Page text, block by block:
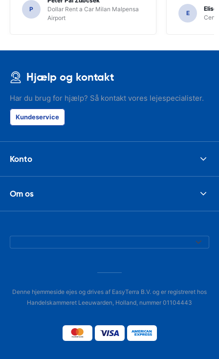
P
Dollar Rent a Car Milan Malpensa
Airport
E
Hjælp og kontakt
Har du brug for hjælp? Så kontakt vores lejespecialister.
Kundeservice
Konto
Om os
Denne hjemmeside ejes og drives af EasyTerra B.V. og er registreret hos
Handelskammeret Leeuwarden, Holland, nummer 01104443